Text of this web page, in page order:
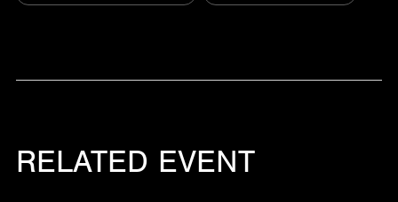
RELATED EVENT